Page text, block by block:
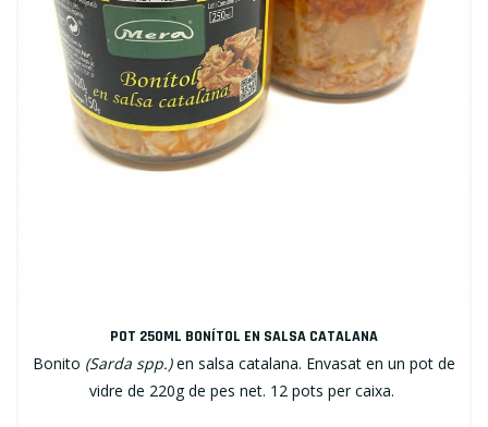
POT 250ML BONÍTOL EN SALSA CATALANA
Bonito (Sarda spp.)en salsa catalana. Envasat en un pot de
vidre de 220g de pes net. 12 pots per caixa.